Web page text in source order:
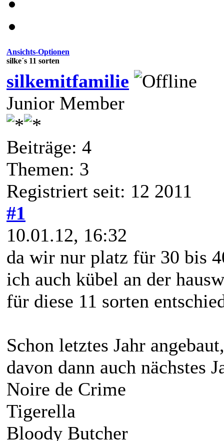
Ansichts-Optionen
silke´s 11 sorten
silkemitfamilie
Junior Member
Beiträge: 4
Themen: 3
Registriert seit: 12 2011
#1
10.01.12, 16:32
da wir nur platz für 30 bis
ich auch kübel an der
für diese 11 sorten
Schon letztes Jahr
davon dann auch nächstes
Noire de Crime
Tigerella
Bloody Butcher